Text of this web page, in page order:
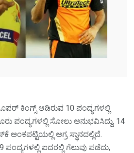
ಸೂಪರ್‌ ಕಿಂಗ್ಸ್‌ ಆಡಿರುವ 10 ಪಂದ್ಯಗಳಲ್ಲಿ
ಪಂದ್ಯಗಳಲ್ಲಿ ಸೋಲು ಅನುಭವಿಸಿದ್ದು, 14
ಅಗ್ರ ಸ್ಥಾನದಲ್ಲಿದೆ.
ಐದರಲ್ಲಿ ಗೆಲುವು ಪಡೆದು,